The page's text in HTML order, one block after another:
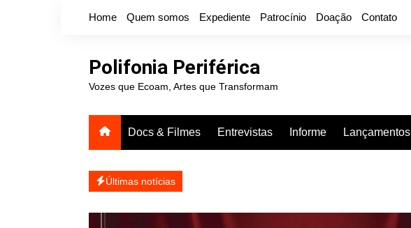
Home Quem somos Expediente Patrocínio Doação Contato
Polifonia Periférica
Vozes que Ecoam, Artes que Transformam
Docs & Filmes Entrevistas Informe Lançamentos
Últimas notícias
ea coragem de se